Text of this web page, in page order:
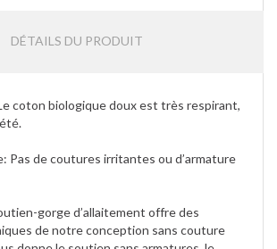
DÉTAILS DU PRODUIT
coton biologique doux est très respirant,
Pas de coutures irritantes ou d’armature
gorge d’allaitement offre des
de notre conception sans couture